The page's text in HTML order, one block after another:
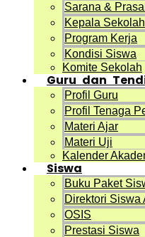
Sarana &
Kepala Sekolah
Program Kerja
Kondisi Siswa
Komite Sekolah
Guru dan
Profil Guru
Profil Tenaga
Materi Ajar
Materi Uji
Kalender
Siswa
Buku Paket
Direktori Siswa
OSIS
Prestasi Siswa